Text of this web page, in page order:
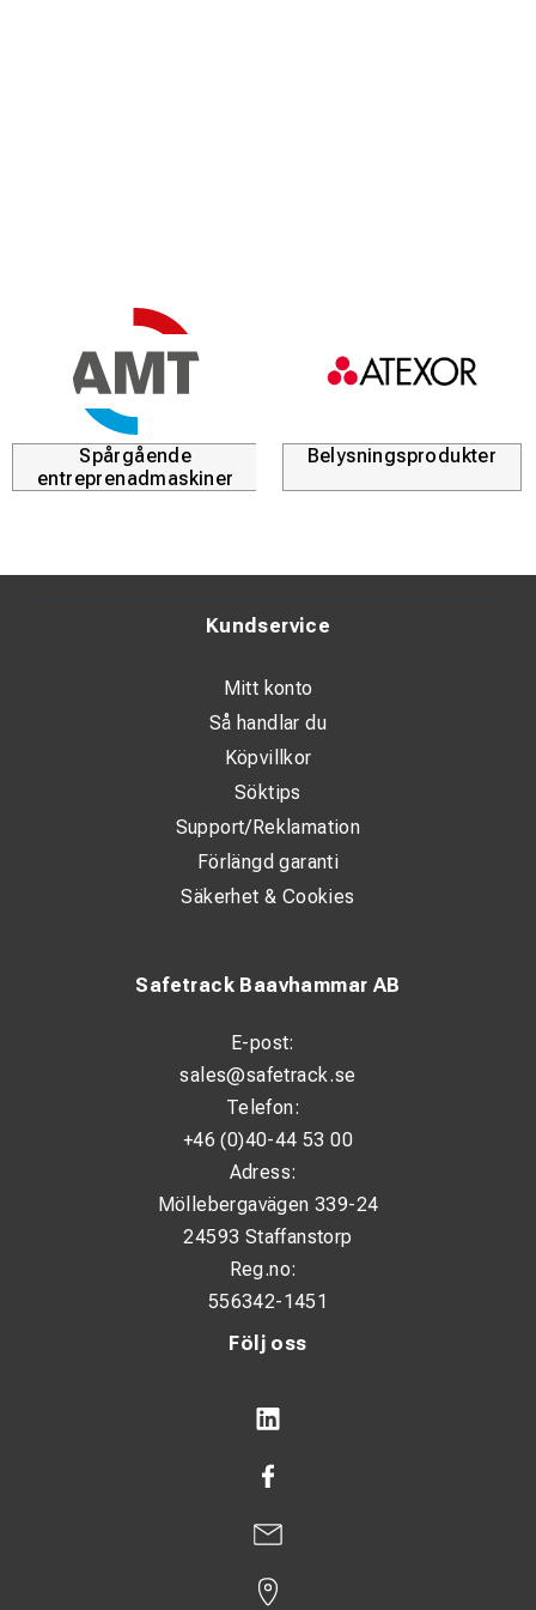
Spårgående
entreprenadmaskiner
Belysningsprodukter
Följ oss
Safetrack Baavhammar AB
E-post:
sales@safetrack.se
Telefon:
+46 (0)40-44 53 00
Adress:
Möllebergavägen 339-24
24593 Staffanstorp
Reg.no:
556342-1451
Kundservice
Mitt konto
Så handlar du
Köpvillkor
Söktips
Support/Reklamation
Förlängd garanti
Säkerhet & Cookies